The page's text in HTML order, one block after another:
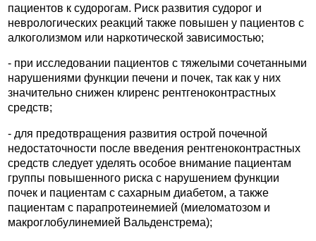
пациентов к судорогам. Риск развития судорог и
неврологических реакций также повышен у пациентов с
алкоголизмом или наркотической зависимостью;
- при исследовании пациентов с тяжелыми сочетанными
нарушениями функции печени и почек, так как у них
значительно снижен клиренс рентгеноконтрастных
средств;
- для предотвращения развития острой почечной
недостаточности после введения рентгеноконтрастных
средств следует уделять особое внимание пациентам
группы повышенного риска с нарушением функции
почек и пациентам с сахарным диабетом, а также
пациентам с парапротеинемией (миеломатозом и
макроглобулинемией Вальденстрема);